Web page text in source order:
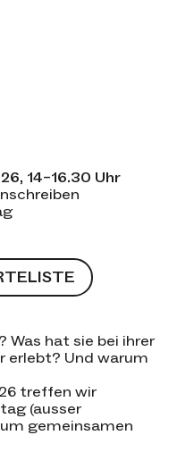
14–16.30 Uhr
Was hat sie bei ihrer
erlebt? Und warum
treffen wir
(ausser
gemeinsamen